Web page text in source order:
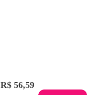
R$ 56,59